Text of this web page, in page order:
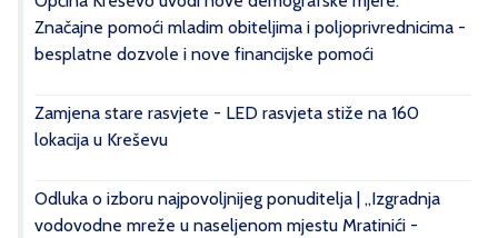
Značajne pomoći mladim obiteljima i poljoprivrednicima -
besplatne dozvole i nove financijske pomoći
Zamjena stare rasvjete - LED rasvjeta stiže na 160
lokacija u Kreševu
Odluka o izboru najpovoljnijeg ponuditelja | „Izgradnja
vodovodne mreže u naseljenom mjestu Mratinići -